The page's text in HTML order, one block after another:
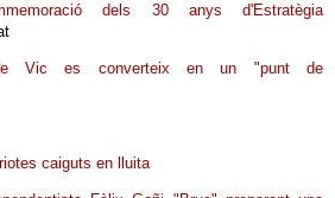
dels 30 anys d'Estratègia
de Vic es converteix en un "punt de
caiguts en lluita